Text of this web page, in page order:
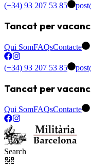
(+34) 93 207 53 85
Tancat per
Qui SomFAQsContacte
(+34) 93 207 53 85
Tancat per
Qui SomFAQsContacte
Search